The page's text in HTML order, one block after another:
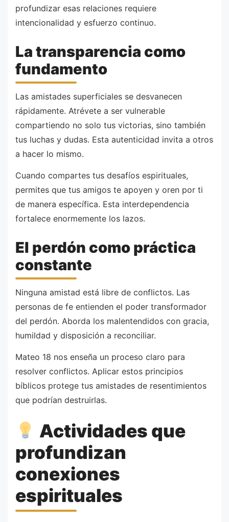
profundizar esas relaciones requiere
intencionalidad y esfuerzo continuo.
La transparencia como
fundamento
Las amistades superficiales se desvanecen
rápidamente. Atrévete a ser vulnerable
compartiendo no solo tus victorias, sino también
tus luchas y dudas. Esta autenticidad invita a otros
a hacer lo mismo.
Cuando compartes tus desafíos espirituales,
permites que tus amigos te apoyen y oren por ti
de manera específica. Esta interdependencia
fortalece enormemente los lazos.
El perdón como práctica
constante
Ninguna amistad está libre de conflictos. Las
personas de fe entienden el poder transformador
del perdón. Aborda los malentendidos con gracia,
humildad y disposición a reconciliar.
Mateo 18 nos enseña un proceso claro para
resolver conflictos. Aplicar estos principios
bíblicos protege tus amistades de resentimientos
que podrían destruirlas.
Actividades que
profundizan
conexiones
espirituales